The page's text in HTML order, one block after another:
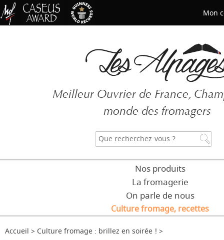
Meilleur Ouvrier de France,
monde des fromagers
Nos produits
La fromagerie
On parle de nous
Culture fromage, recettes
Accueil
Culture fromage : brillez en soirée !
Mon
Mot de passe oublié ?
CRÉER UN